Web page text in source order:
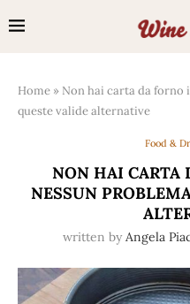
Home » Non hai carta da forno
queste valide alternative
Food &
NON HAI CARTA
NESSUN
written by Angela